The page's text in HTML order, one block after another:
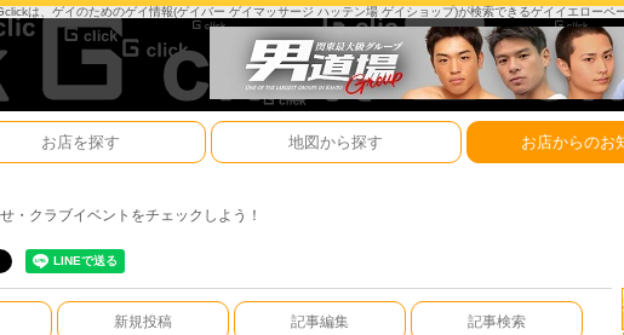
は、ゲイのためのゲイ情報(ゲイバー ゲイマッサージ ハッテン場 ゲイショップ)が検索できるゲイイエローペ
お店を探す 地図から探す お店からのお
・クラブイベントをチェックしよう！
新規投稿 記事編集 記事検索